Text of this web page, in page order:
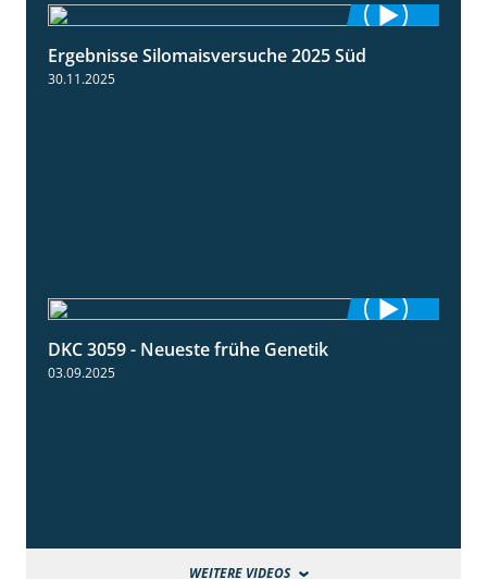
Ergebnisse Silomaisversuche 2025 Süd
30.11.2025
DKC 3059 - Neueste frühe Genetik
03.09.2025
WEITERE VIDEOS